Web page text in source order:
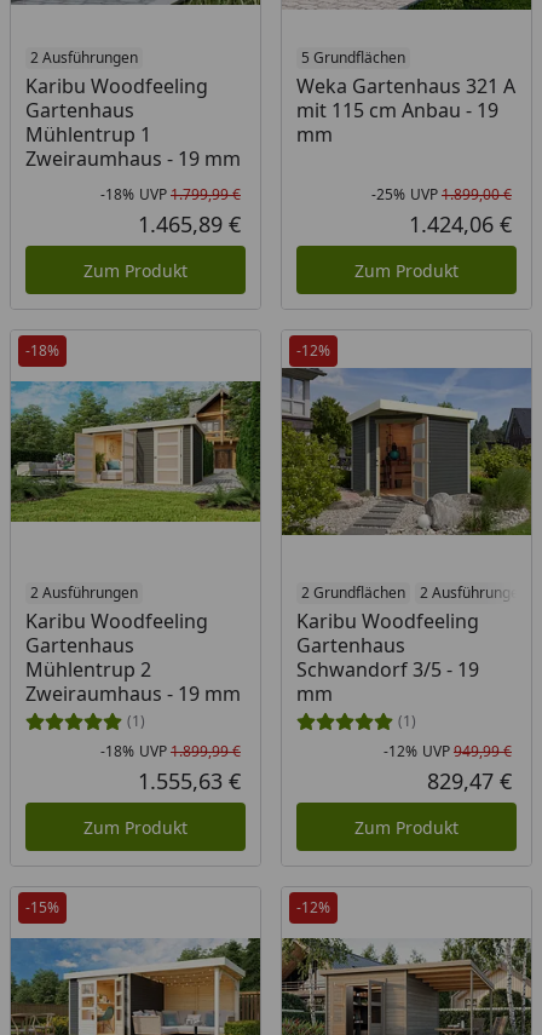
2 Ausführungen
Karibu Woodfeeling
Gartenhaus
Mühlentrup 1
Zweiraumhaus - 19 mm
Rabatt in Prozent
-18%
Ursprünglicher Preis
UVP1.799,99 €
Aktueller Preis
1.465,89 €
Zum Produkt
5 Grundflächen
Weka Gartenhaus 321 A
mit 115 cm Anbau - 19
mm
-25% UVP1.899,00 €
1.424,06 €
Zum Produkt
-18%
2 Ausführungen
Karibu Woodfeeling
Gartenhaus
Mühlentrup 2
Zweiraumhaus - 19 mm
(1)
Rabatt in Prozent
-18%
Ursprünglicher Preis
UVP1.899,99 €
Aktueller Preis
1.555,63 €
Zum Produkt
-12%
2 Grundflächen 2 Ausführungen
Karibu Woodfeeling
Gartenhaus
Schwandorf 3/5 - 19
mm
(1)
-12% UVP949,99 €
829,47 €
Zum Produkt
-15% -12%